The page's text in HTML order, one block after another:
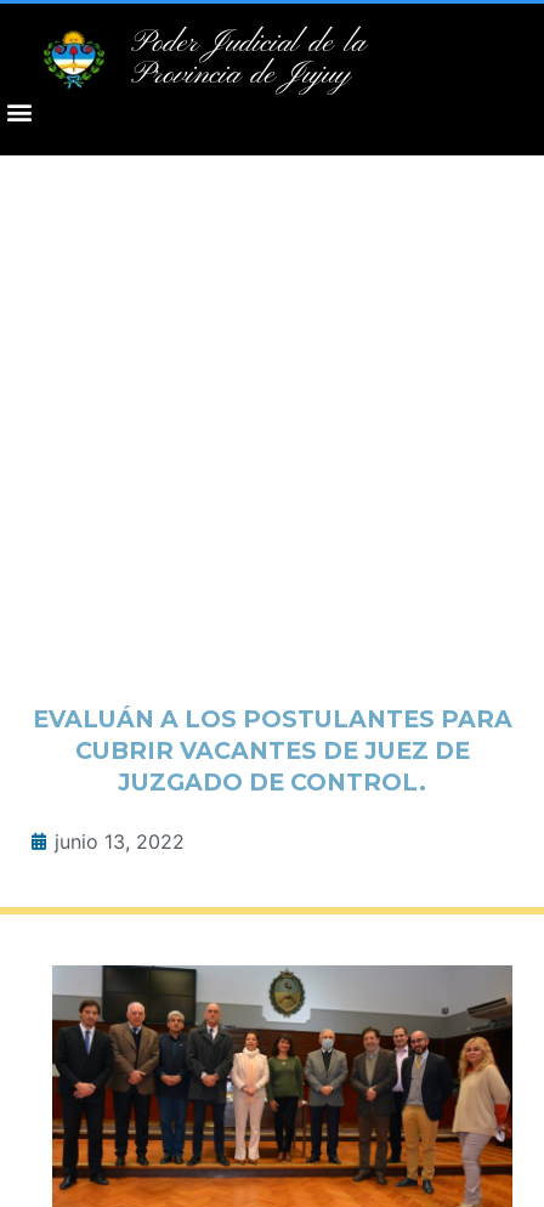
Poder Judicial de la
Provincia de Jujuy
EVALUÁN A LOS POSTULANTES PARA
CUBRIR VACANTES DE JUEZ DE
JUZGADO DE CONTROL.
junio 13, 2022